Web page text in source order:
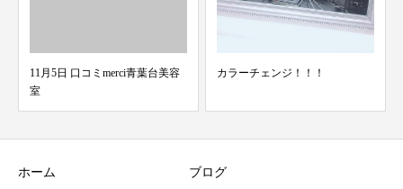
青葉台美容 カラーチェンジ！！！ 加藤のこだわり③
ホーム
ブログ